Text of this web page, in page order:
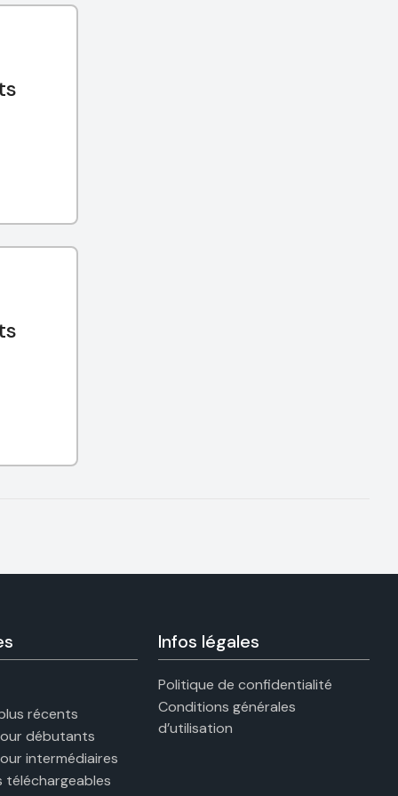
récents
débutants
intermédiaires
téléchargeables
Infos légales
Politique de confidentialité
Conditions générales
d’utilisation